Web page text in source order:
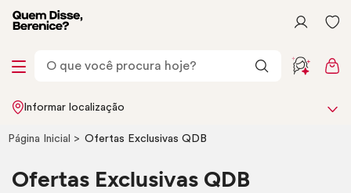
Informar localização
Página Inicial Ofertas Exclusivas QDB
Ofertas Exclusivas QDB